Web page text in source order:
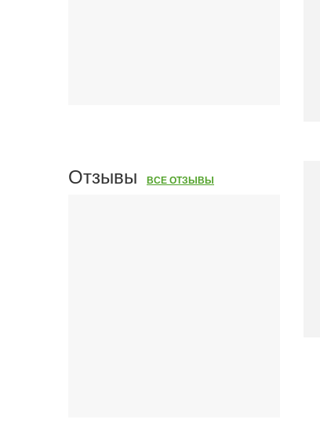
Отзывы ВСЕ ОТЗЫВЫ
Наши услуги